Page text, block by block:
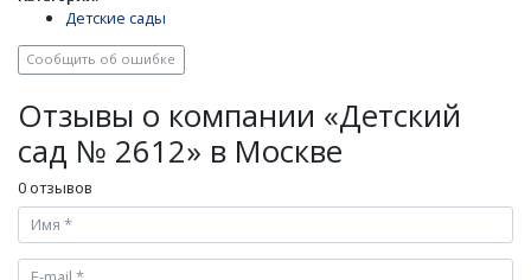
Детские сады
Сообщить об ошибке
Отзывы о компании «Детский
сад № 2612» в Москве
0 отзывов